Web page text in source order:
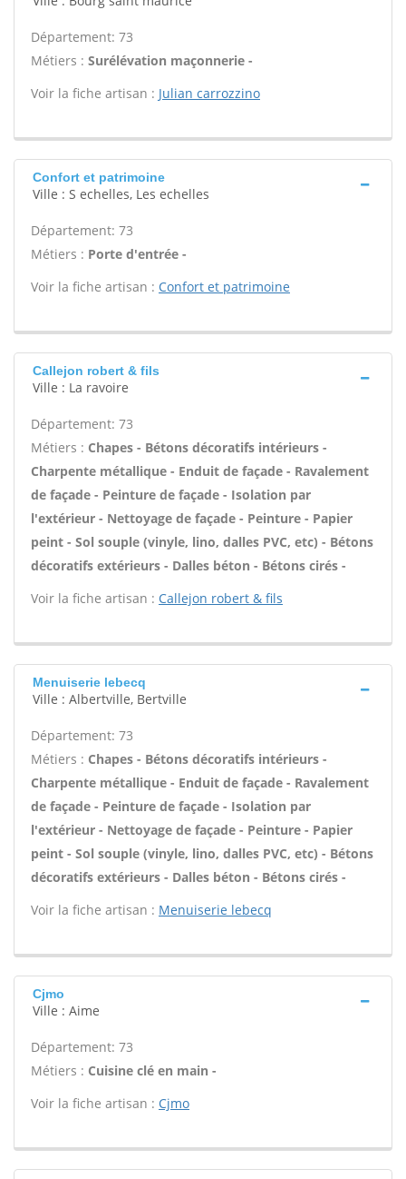
Département: 73
Métiers : Surélévation maçonnerie -
Voir la fiche artisan : Julian carrozzino
Confort et patrimoine
Ville : S echelles, Les echelles
Département: 73
Métiers : Porte d'entrée -
Voir la fiche artisan : Confort et patrimoine
Callejon robert & fils
Ville : La ravoire
Département: 73
Métiers : Chapes - Bétons décoratifs intérieurs -
Charpente métallique - Enduit de façade - Ravalement
de façade - Peinture de façade - Isolation par
l'extérieur - Nettoyage de façade - Peinture - Papier
peint - Sol souple (vinyle, lino, dalles PVC, etc) - Bétons
décoratifs extérieurs - Dalles béton - Bétons cirés -
Voir la fiche artisan : Callejon robert & fils
Menuiserie lebecq
Ville : Albertville, Bertville
Département: 73
Métiers : Chapes - Bétons décoratifs intérieurs -
Charpente métallique - Enduit de façade - Ravalement
de façade - Peinture de façade - Isolation par
l'extérieur - Nettoyage de façade - Peinture - Papier
peint - Sol souple (vinyle, lino, dalles PVC, etc) - Bétons
décoratifs extérieurs - Dalles béton - Bétons cirés -
Voir la fiche artisan : Menuiserie lebecq
Cjmo
Ville : Aime
Département: 73
Métiers : Cuisine clé en main -
Voir la fiche artisan : Cjmo